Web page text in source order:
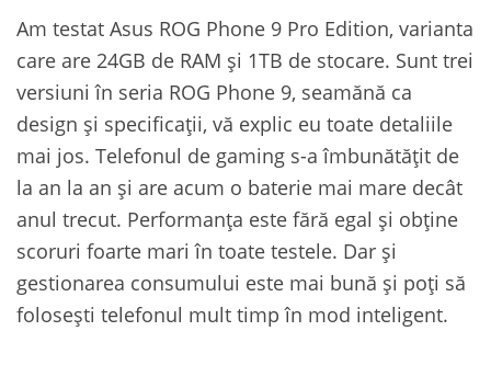
Am testat Asus ROG Phone 9 Pro Edition, varianta
care are 24GB de RAM și 1TB de stocare. Sunt trei
versiuni în seria ROG Phone 9, seamănă ca
design și specificații, vă explic eu toate detaliile
mai jos. Telefonul de gaming s-a îmbunătățit de
la an la an și are acum o baterie mai mare decât
anul trecut. Performanța este fără egal și obține
scoruri foarte mari în toate testele. Dar și
gestionarea consumului este mai bună și poți să
folosești telefonul mult timp în mod inteligent.